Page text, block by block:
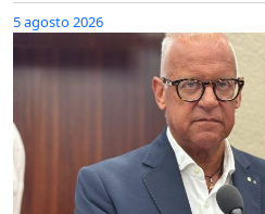
5 agosto 2026